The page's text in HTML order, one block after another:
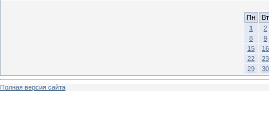
Пн
Вт
1
2
8
9
15
16
22
23
29
30
Полная версия сайта